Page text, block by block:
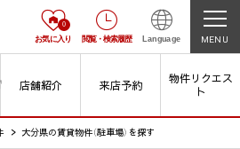
0
お気に入り 閲覧・ 検索履歴 Language MENU
店舗紹介 来店予約
物件リクエス
ト
大分県の賃貸物件（駐車場）を探す